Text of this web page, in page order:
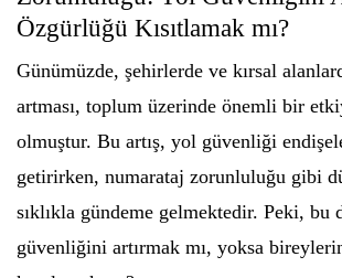
Özgürlüğü Kısıtlamak mı?
Günümüzde, şehirlerde ve kırsal
artması, toplum üzerinde önemli bir
olmuştur. Bu artış, yol güvenliği
getirirken, numarataj zorunluluğu gibi
sıklıkla gündeme gelmektedir. Peki, bu
güvenliğini artırmak mı, yoksa